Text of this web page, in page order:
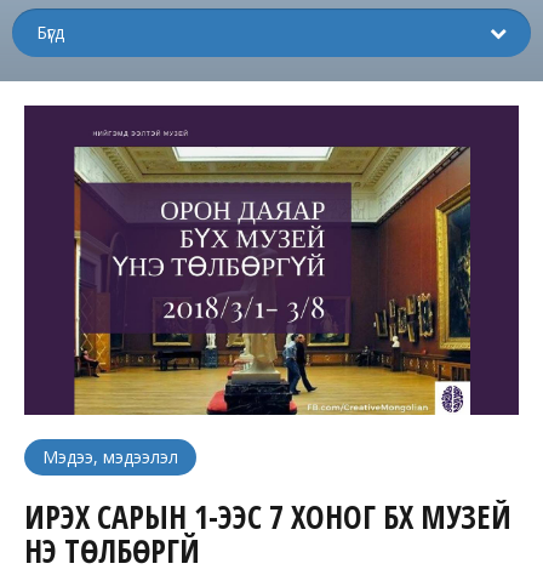
Мэдээ, мэдээлэл
ИРЭХ САРЫН 1-ЭЭС 7 ХОНОГ БҮХ МУЗЕЙ
ҮНЭ ТӨЛБӨРГҮЙ